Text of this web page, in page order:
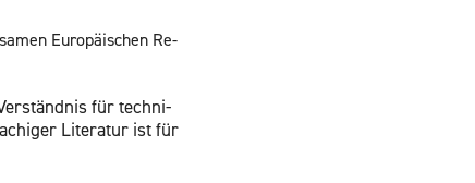
Eu­ro­päi­schen Re­
für tech­ni­
Li­te­ra­tur ist für